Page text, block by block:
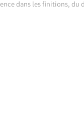
dans les finitions, du